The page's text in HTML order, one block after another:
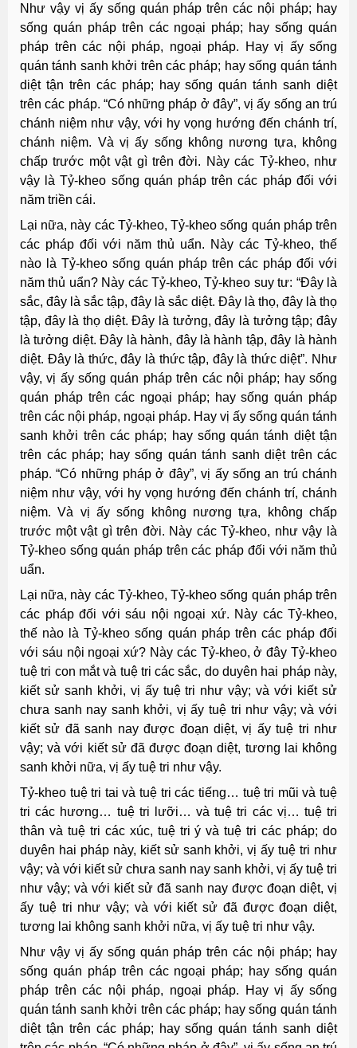
Như vậy vị ấy sống quán pháp trên các nội pháp; hay
sống quán pháp trên các ngoại pháp; hay sống quán
pháp trên các nội pháp, ngoại pháp. Hay vị ấy sống
quán tánh sanh khởi trên các pháp; hay sống quán tánh
diệt tận trên các pháp; hay sống quán tánh sanh diệt
trên các pháp. “Có những pháp ở đây”, vị ấy sống an trú
chánh niệm như vậy, với hy vọng hướng đến chánh trí,
chánh niệm. Và vị ấy sống không nương tựa, không
chấp trước một vật gì trên đời. Này các Tỷ-kheo, như
vậy là Tỷ-kheo sống quán pháp trên các pháp đối với
năm triền cái.
Lại nữa, này các Tỷ-kheo, Tỷ-kheo sống quán pháp trên
các pháp đối với năm thủ uẩn. Này các Tỷ-kheo, thế
nào là Tỷ-kheo sống quán pháp trên các pháp đối với
năm thủ uẩn? Này các Tỷ-kheo, Tỷ-kheo suy tư: “Ðây là
sắc, đây là sắc tập, đây là sắc diệt. Ðây là thọ, đây là thọ
tập, đây là thọ diệt. Ðây là tưởng, đây là tưởng tập; đây
là tưởng diệt. Ðây là hành, đây là hành tập, đây là hành
diệt. Ðây là thức, đây là thức tập, đây là thức diệt”. Như
vậy, vị ấy sống quán pháp trên các nội pháp; hay sống
quán pháp trên các ngoại pháp; hay sống quán pháp
trên các nội pháp, ngoại pháp. Hay vị ấy sống quán tánh
sanh khởi trên các pháp; hay sống quán tánh diệt tận
trên các pháp; hay sống quán tánh sanh diệt trên các
pháp. “Có những pháp ở đây”, vị ấy sống an trú chánh
niệm như vậy, với hy vọng hướng đến chánh trí, chánh
niệm. Và vị ấy sống không nương tựa, không chấp
trước một vật gì trên đời. Này các Tỷ-kheo, như vậy là
Tỷ-kheo sống quán pháp trên các pháp đối với năm thủ
uẩn.
Lại nữa, này các Tỷ-kheo, Tỷ-kheo sống quán pháp trên
các pháp đối với sáu nội ngoại xứ. Này các Tỷ-kheo,
thế nào là Tỷ-kheo sống quán pháp trên các pháp đối
với sáu nội ngoại xứ? Này các Tỷ-kheo, ở đây Tỷ-kheo
tuệ tri con mắt và tuệ tri các sắc, do duyên hai pháp này,
kiết sử sanh khởi, vị ấy tuệ tri như vậy; và với kiết sử
chưa sanh nay sanh khởi, vị ấy tuệ tri như vậy; và với
kiết sử đã sanh nay được đoạn diệt, vị ấy tuệ tri như
vậy; và với kiết sử đã được đoạn diệt, tương lai không
sanh khởi nữa, vị ấy tuệ tri như vậy.
Tỷ-kheo tuệ tri tai và tuệ tri các tiếng… tuệ tri mũi và tuệ
tri các hương… tuệ tri lưỡi… và tuệ tri các vị… tuệ tri
thân và tuệ tri các xúc, tuệ tri ý và tuệ tri các pháp; do
duyên hai pháp này, kiết sử sanh khởi, vị ấy tuệ tri như
vậy; và với kiết sử chưa sanh nay sanh khởi, vị ấy tuệ tri
như vậy; và với kiết sử đã sanh nay được đoạn diệt, vị
ấy tuệ tri như vậy; và với kiết sử đã được đoạn diệt,
tương lai không sanh khởi nữa, vị ấy tuệ tri như vậy.
Như vậy vị ấy sống quán pháp trên các nội pháp; hay
sống quán pháp trên các ngoại pháp; hay sống quán
pháp trên các nội pháp, ngoại pháp. Hay vị ấy sống
quán tánh sanh khởi trên các pháp; hay sống quán tánh
diệt tận trên các pháp; hay sống quán tánh sanh diệt